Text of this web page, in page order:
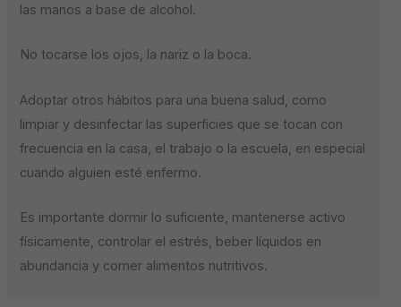
las manos a base de alcohol.
No tocarse los ojos, la nariz o la boca.
Adoptar otros hábitos para una buena salud, como
limpiar y desinfectar las superficies que se tocan con
frecuencia en la casa, el trabajo o la escuela, en especial
cuando alguien esté enfermo.
Es importante dormir lo suficiente, mantenerse activo
físicamente, controlar el estrés, beber líquidos en
abundancia y comer alimentos nutritivos.